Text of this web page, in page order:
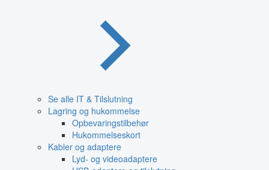
Se alle IT & Tilslutning
Lagring og hukommelse
Opbevaringstilbehør
Hukommelseskort
Kabler og adaptere
Lyd- og videoadaptere